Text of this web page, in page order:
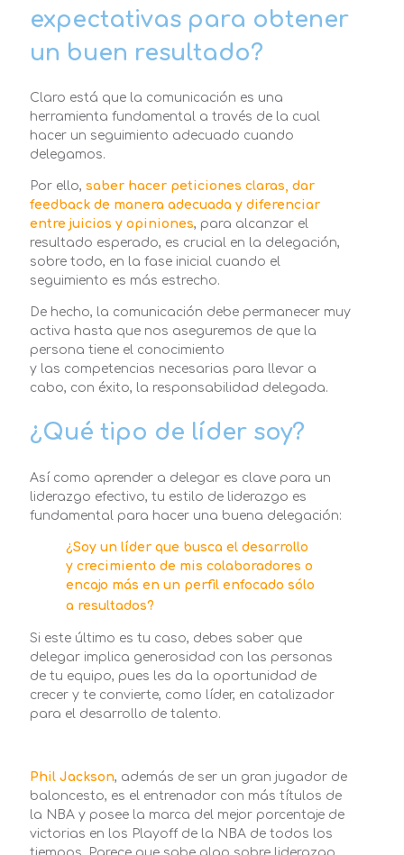
expectativas para obtener
un buen resultado?
Claro está que la comunicación es una
herramienta fundamental a través de la cual
hacer un seguimiento adecuado cuando
delegamos.
Por ello, saber hacer peticiones claras, dar
feedback de manera adecuada y diferenciar
entre juicios y opiniones, para alcanzar el
resultado esperado, es crucial en la delegación,
sobre todo, en la fase inicial cuando el
seguimiento es más estrecho.
De hecho, la comunicación debe permanecer muy
activa hasta que nos aseguremos de que la
persona tiene el conocimiento
y las competencias necesarias para llevar a
cabo, con éxito, la responsabilidad delegada.
¿Qué tipo de líder soy?
Así como aprender a delegar es clave para un
liderazgo efectivo, tu estilo de liderazgo es
fundamental para hacer una buena delegación:
¿Soy un líder que busca el desarrollo
y crecimiento de mis colaboradores o
encajo más en un perfil enfocado sólo
a resultados?
Si este último es tu caso, debes saber que
delegar implica generosidad con las personas
de tu equipo, pues les da la oportunidad de
crecer y te convierte, como líder, en catalizador
para el desarrollo de talento.
Phil Jackson, además de ser un gran jugador de
baloncesto, es el entrenador con más títulos de
la NBA y posee la marca del mejor porcentaje de
victorias en los Playoff de la NBA de todos los